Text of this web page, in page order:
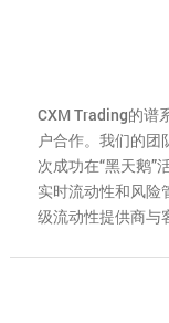
CXM Trading的谱
户合作。我们的
次成功在“黑天鹅”
实时流动性和风险
级流动性提供商与